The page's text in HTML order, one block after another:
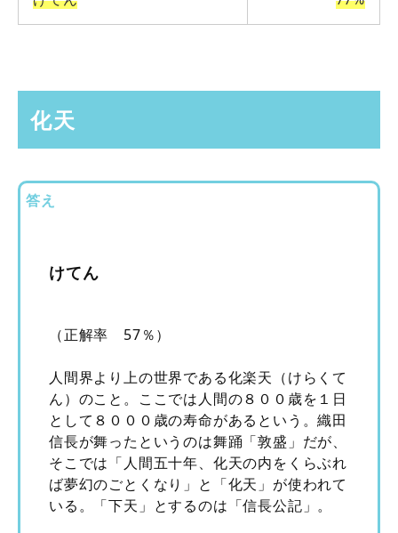
化天
答え
けてん
（正解率 57％）
人間界より上の世界である化楽天（けらくて
ん）のこと。ここでは人間の８００歳を１日
として８０００歳の寿命があるという。織田
信長が舞ったというのは舞踊「敦盛」だが、
そこでは「人間五十年、化天の内をくらぶれ
ば夢幻のごとくなり」と「化天」が使われて
いる。「下天」とするのは「信長公記」。